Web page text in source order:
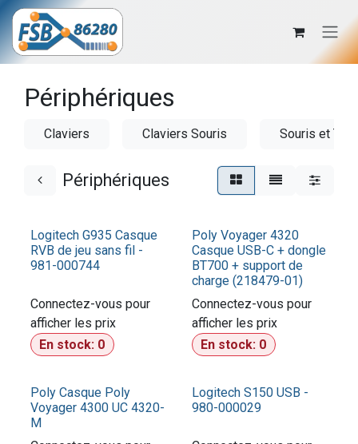
Se rendre au contenu
Périphériques
Claviers Claviers Souris Souris et
Périphériques
Logitech G935 Casque
RVB de jeu sans fil -
981-000744
Connectez-vous pour
afficher les prix​
En stock: 0
Poly Voyager 4320
Casque USB-C + dongle
BT700 + support de
charge (218479-01)
Connectez-vous pour
afficher les prix​
En stock: 0
Poly Casque Poly
Voyager 4300 UC 4320-
M
Logitech S150 USB -
980-000029